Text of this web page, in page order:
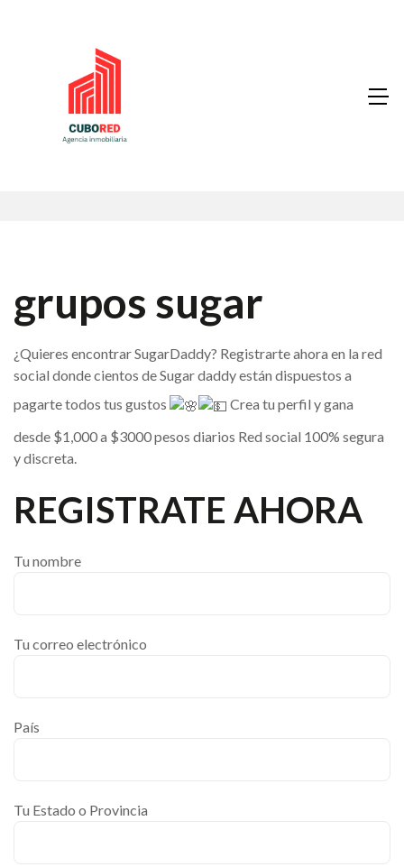
grupos sugar
¿Quieres encontrar SugarDaddy? Registrarte ahora en la red
social donde cientos de Sugar daddy están dispuestos a
pagarte todos tus gustos
Crea tu perfil y gana
desde $1,000 a $3000 pesos diarios Red social 100% segura
y discreta.
REGISTRATE AHORA
Tu nombre
Tu correo electrónico
País
Tu Estado o Provincia